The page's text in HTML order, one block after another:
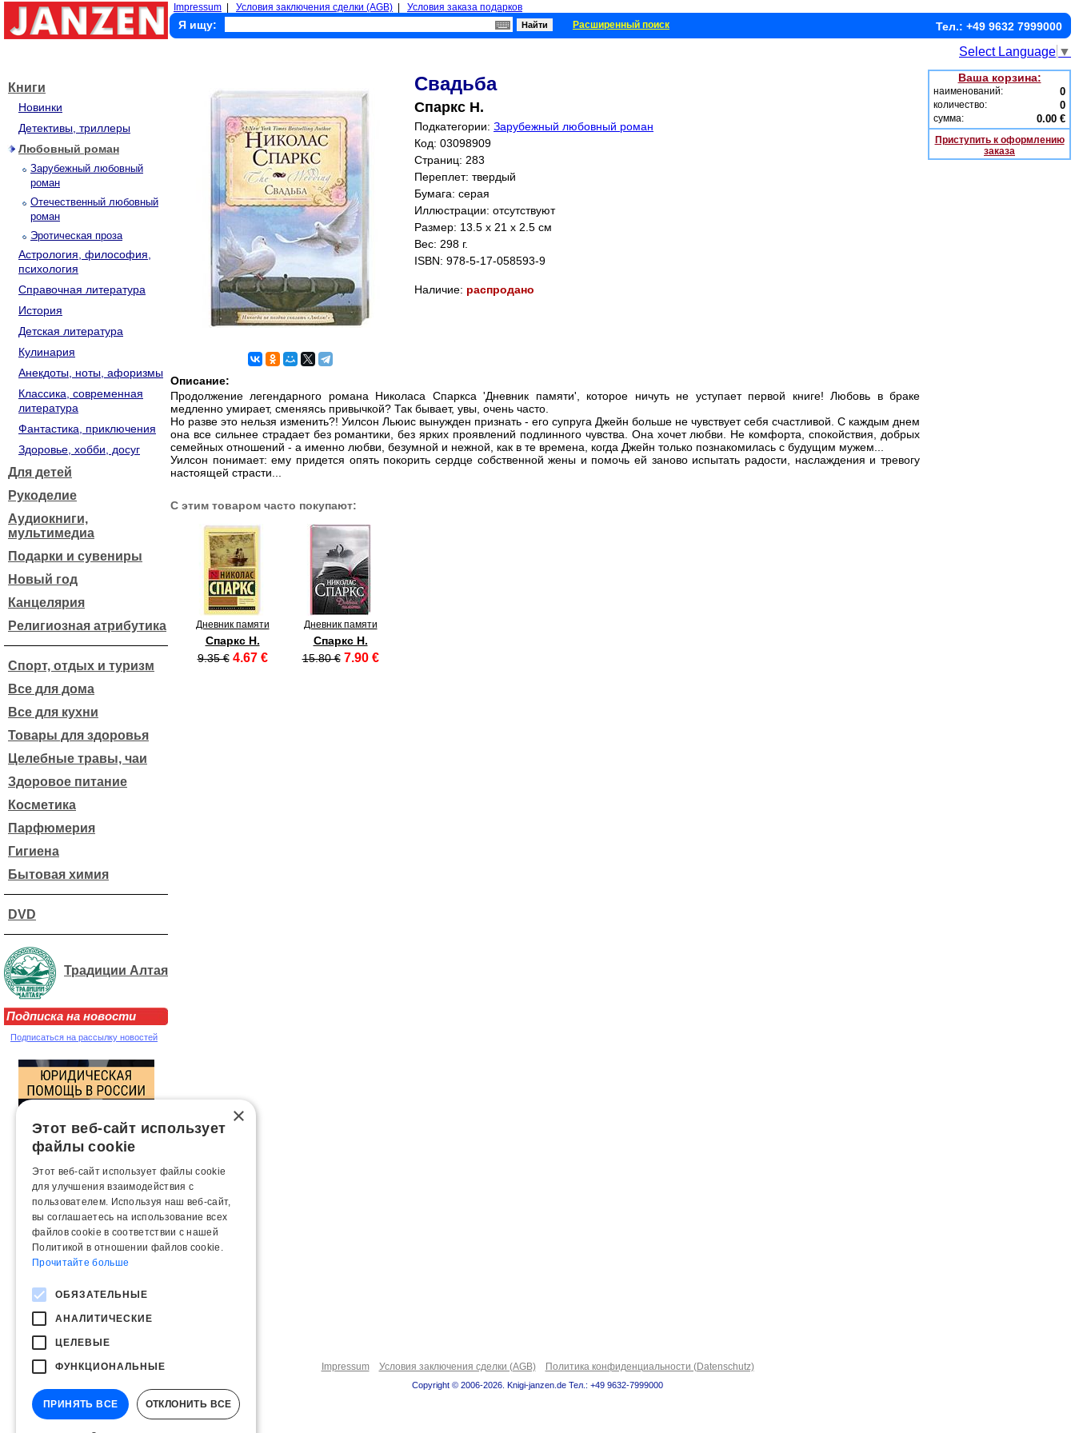
Impressum Условия заключения сделки (AGB) Условия заказа подарков
Я ищу: Расширенный поиск Тел.: +49 9632 7999000
Select Language ▼
Книги
Новинки
Детективы, триллеры
Любовный роман
Зарубежный любовный
роман
Отечественный любовный
роман
Эротическая проза
Астрология, философия,
психология
Справочная литература
История
Детская литература
Кулинария
Анекдоты, ноты, афоризмы
Классика, современная
литература
Фантастика, приключения
Здоровье, хобби, досуг
Для детей
Рукоделие
Аудиокниги,
мультимедиа
Подарки и сувениры
Новый год
Канцелярия
Религиозная атрибутика
Спорт, отдых и туризм
Все для дома
Все для кухни
Товары для здоровья
Целебные травы, чаи
Здоровое питание
Косметика
Парфюмерия
Гигиена
Бытовая химия
DVD
Традиции Алтая
Подписка на новости
Подписаться на рассылку новостей
Свадьба
Спаркс Н.
Подкатегории: Зарубежный любовный роман
Код: 03098909
Страниц: 283
Переплет: твердый
Бумага: серая
Иллюстрации: отсутствуют
Размер: 13.5 x 21 x 2.5 см
Вес: 298 г.
ISBN: 978-5-17-058593-9
Наличие: распродано
Описание:
Продолжение легендарного романа Николаса Спаркса 'Дневник памяти', которое ничуть не уступает первой книге! Любовь в браке
медленно умирает, сменяясь привычкой? Так бывает, увы, очень часто.
Но разве это нельзя изменить?! Уилсон Льюис вынужден признать - его супруга Джейн больше не чувствует себя счастливой. С каждым днем
она все сильнее страдает без романтики, без ярких проявлений подлинного чувства. Она хочет любви. Не комфорта, спокойствия, добрых
семейных отношений - а именно любви, безумной и нежной, как в те времена, когда Джейн только познакомилась с будущим мужем...
Уилсон понимает: ему придется опять покорить сердце собственной жены и помочь ей заново испытать радости, наслаждения и тревогу
настоящей страсти...
С этим товаром часто покупают:
Дневник памяти
Спаркс Н.
9.35 € 4.67 €
Дневник памяти
Спаркс Н.
15.80 € 7.90 €
Ваша корзина:
наименований: 0
количество: 0
сумма: 0.00 €
Приступить к оформлению
заказа
Impressum Условия заключения сделки (AGB) Политика конфиденциальности (Datenschutz)
Copyright © 2006-2026. Knigi-janzen.de Тел.: +49 9632-7999000
×
Этот веб-сайт использует
файлы cookie
Этот веб-сайт использует файлы cookie
для улучшения взаимодействия с
пользователем. Используя наш веб-сайт,
вы соглашаетесь на использование всех
файлов cookie в соответствии с нашей
Политикой в ​​отношении файлов cookie.
Прочитайте больше
ОБЯЗАТЕЛЬНЫЕ
АНАЛИТИЧЕСКИЕ
ЦЕЛЕВЫЕ
ФУНКЦИОНАЛЬНЫЕ
ПРИНЯТЬ ВСЕ ОТКЛОНИТЬ ВСЕ